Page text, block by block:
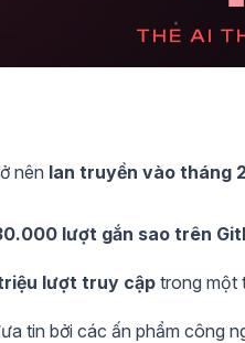
nên lan truyền vào tháng
lượt gắn sao trên
lượt truy cập trong một
tin bởi các ấn phẩm công